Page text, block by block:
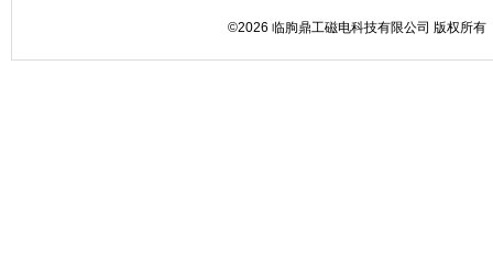
©2026 临朐鼎工磁电科技有限公司 版权所